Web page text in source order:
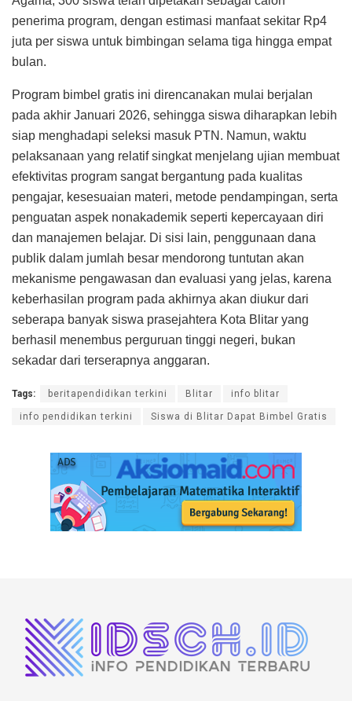
penerima program, dengan estimasi manfaat sekitar Rp4
juta per siswa untuk bimbingan selama tiga hingga empat
bulan.
Program bimbel gratis ini direncanakan mulai berjalan
pada akhir Januari 2026, sehingga siswa diharapkan lebih
siap menghadapi seleksi masuk PTN. Namun, waktu
pelaksanaan yang relatif singkat menjelang ujian membuat
efektivitas program sangat bergantung pada kualitas
pengajar, kesesuaian materi, metode pendampingan, serta
penguatan aspek nonakademik seperti kepercayaan diri
dan manajemen belajar. Di sisi lain, penggunaan dana
publik dalam jumlah besar mendorong tuntutan akan
mekanisme pengawasan dan evaluasi yang jelas, karena
keberhasilan program pada akhirnya akan diukur dari
seberapa banyak siswa prasejahtera Kota Blitar yang
berhasil menembus perguruan tinggi negeri, bukan
sekadar dari terserapnya anggaran.
Tags: beritapendidikan terkini Blitar info blitar
info pendidikan terkini Siswa di Blitar Dapat Bimbel Gratis